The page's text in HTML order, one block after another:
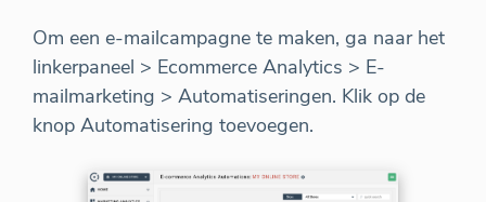
Om een e-mailcampagne te maken, ga naar het
linkerpaneel > Ecommerce Analytics > E-
mailmarketing > Automatiseringen. Klik op de
knop Automatisering toevoegen.